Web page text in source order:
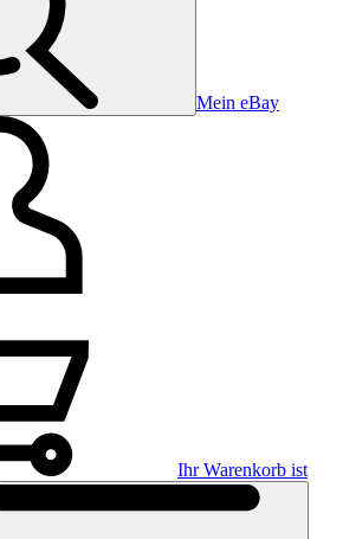
Mein eBay
Ihr Warenkorb ist